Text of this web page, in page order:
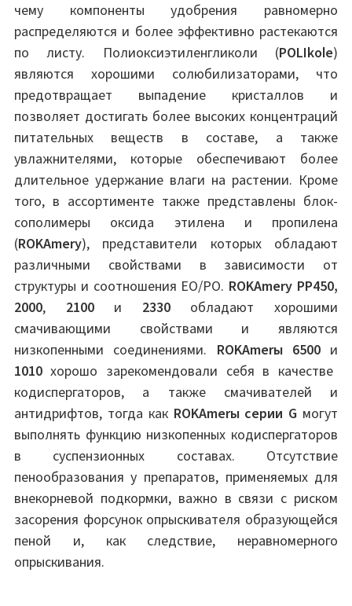
чему компоненты удобрения равномерно
распределяются и более эффективно растекаются
по листу. Полиоксиэтиленгликоли (POLIkole)
являются хорошими солюбилизаторами, что
предотвращает выпадение кристаллов и
позволяет достигать более высоких концентраций
питательных веществ в составе, а также
увлажнителями, которые обеспечивают более
длительное удержание влаги на растении. Кроме
того, в ассортименте также представлены блок-
сополимеры оксида этилена и пропилена
(ROKAmery), представители которых обладают
различными свойствами в зависимости от
структуры и соотношения EO/PO. ROKAmery PP450,
2000,2100 и 2330 обладают хорошими
смачивающими свойствами и являются
низкопенными соединениями. ROKAmerы 6500 и
1010хорошо зарекомендовали себя в качестве
кодиспергаторов, а также смачивателей и
антидрифтов, тогда как ROKAmerы серии G могут
выполнять функцию низкопенных кодиспергаторов
в суспензионных составах. Отсутствие
пенообразования у препаратов, применяемых для
внекорневой подкормки, важно в связи с риском
засорения форсунок опрыскивателя образующейся
пеной и, как следствие, неравномерного
опрыскивания.